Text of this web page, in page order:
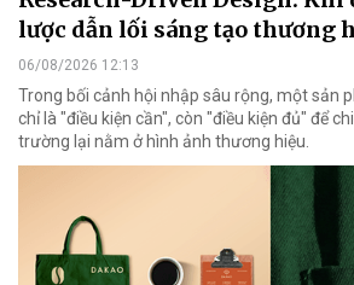
lược dẫn lối sáng tạo thương
06/08/2026 12:13
Trong bối cảnh hội nhập sâu rộng, một sản
chỉ là "điều kiện cần", còn "điều kiện đủ" để
trường lại nằm ở hình ảnh thương hiệu.